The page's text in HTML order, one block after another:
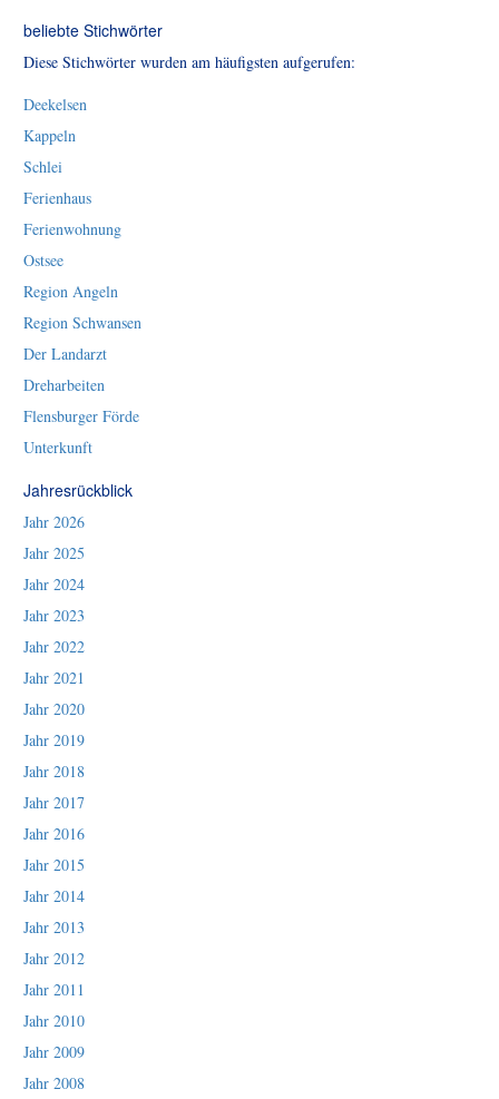
beliebte Stichwörter
Diese Stichwörter wurden am häufigsten aufgerufen:
Deekelsen
Kappeln
Schlei
Ferienhaus
Ferienwohnung
Ostsee
Region Angeln
Region Schwansen
Der Landarzt
Dreharbeiten
Flensburger Förde
Unterkunft
Jahresrückblick
Jahr 2026
Jahr 2025
Jahr 2024
Jahr 2023
Jahr 2022
Jahr 2021
Jahr 2020
Jahr 2019
Jahr 2018
Jahr 2017
Jahr 2016
Jahr 2015
Jahr 2014
Jahr 2013
Jahr 2012
Jahr 2011
Jahr 2010
Jahr 2009
Jahr 2008